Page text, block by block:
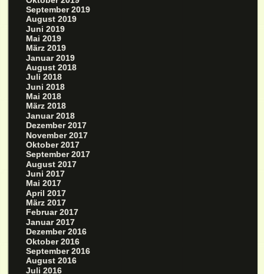
September 2019
August 2019
Juni 2019
Mai 2019
März 2019
Januar 2019
August 2018
Juli 2018
Juni 2018
Mai 2018
März 2018
Januar 2018
Dezember 2017
November 2017
Oktober 2017
September 2017
August 2017
Juni 2017
Mai 2017
April 2017
März 2017
Februar 2017
Januar 2017
Dezember 2016
Oktober 2016
September 2016
August 2016
Juli 2016